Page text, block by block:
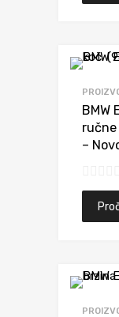
BMW
ručne
–